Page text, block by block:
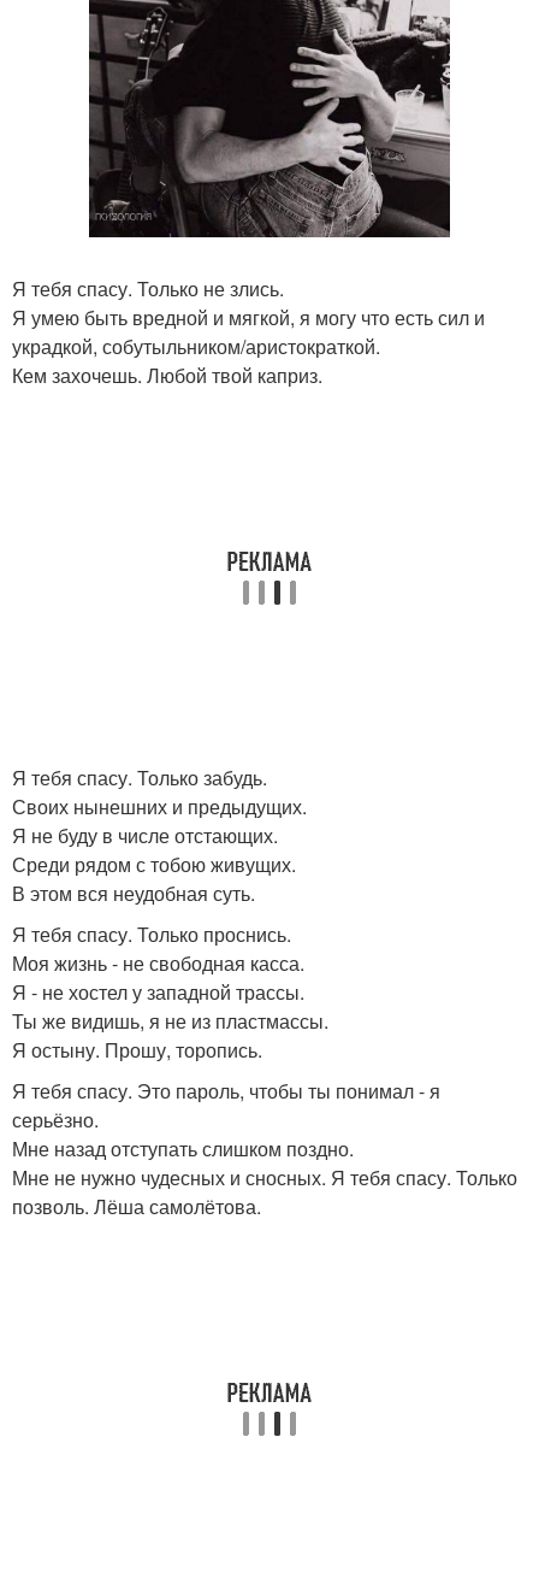
Я тебя спасу. Только не злись.
Я умею быть вредной и мягкой, я могу что есть сил и
украдкой, собутыльником/аристократкой.
Кем захочешь. Любой твой каприз.
Я тебя спасу. Только забудь.
Своих нынешних и предыдущих.
Я не буду в числе отстающих.
Среди рядом с тобою живущих.
В этом вся неудобная суть.
Я тебя спасу. Только проснись.
Моя жизнь - не свободная касса.
Я - не хостел у западной трассы.
Ты же видишь, я не из пластмассы.
Я остыну. Прошу, торопись.
Я тебя спасу. Это пароль, чтобы ты понимал - я
серьёзно.
Мне назад отступать слишком поздно.
Мне не нужно чудесных и сносных. Я тебя спасу. Только
позволь. Лёша самолётова.